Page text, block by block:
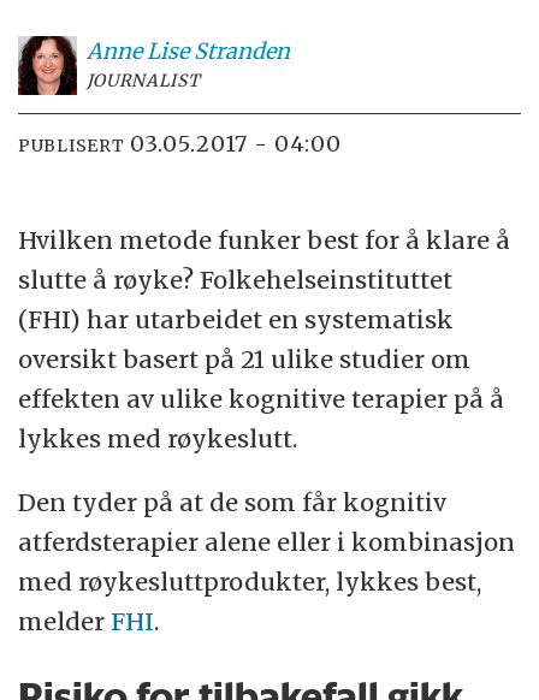
Anne Lise Stranden
JOURNALIST
PUBLISERT 03.05.2017 - 04:00
Hvilken metode funker best for å klare å
slutte å røyke? Folkehelseinstituttet
(FHI) har utarbeidet en systematisk
oversikt basert på 21 ulike studier om
effekten av ulike kognitive terapier på å
lykkes med røykeslutt.
Den tyder på at de som får kognitiv
atferdsterapier alene eller i kombinasjon
med røykesluttprodukter, lykkes best,
melderFHI.